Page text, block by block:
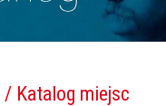
/ Katalog miejsc